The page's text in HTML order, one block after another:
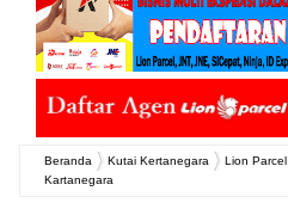
Beranda Kutai Kertanegara Lion Parcel
Kartanegara